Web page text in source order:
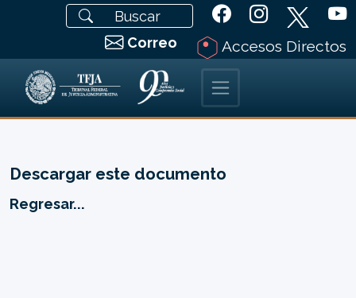
Correo Accesos Directos
Descargar este documento
Regresar...